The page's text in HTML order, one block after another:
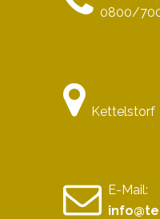
0800/
Kettelstorf
E-Mail: